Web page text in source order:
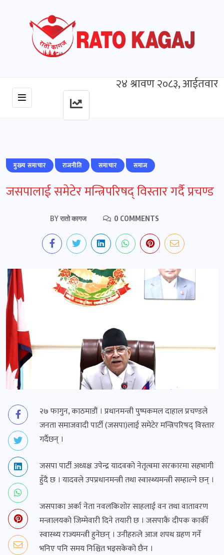
२४ श्रावण २०८३, आईतवार
मुख्‍य समाचार राजनीति समाचार समाज
जसपालाई समेटेर मन्त्रिपरिषद् विस्तार गर्दै प्रचण्ड
BYरातो कागज 0 COMMENTS
२७ फागुन, काठमाडौं । प्रधानमन्त्री पुष्पकमल दाहाल प्रचण्डले
जनता समाजवादी पार्टी (जसपा)लाई समेटेर मन्त्रिपरिषद् विस्तार
गर्दैछन् ।
जसपा पार्टी अध्यक्ष उपेन्द्र यादवको नेतृत्वमा सरकारमा सहभागी
हुँदै छ । यादवले उपप्रधानमन्त्री तथा स्वास्थ्यमन्त्री सम्हाल्ने छन् ।
जसपाका अर्का नेता नवलकिशोर साहलाई वन तथा वातावरण
मन्त्रालयको जिम्मेवारी दिने तयारी छ । जसपाकै दीपक कार्की
स्वास्थ्य राज्यमन्त्री हुनेछन् । उनीहरुले आज शपथ ग्रहण गर्ने
भनिए पनि समय निश्चित भइसकेको छैन ।